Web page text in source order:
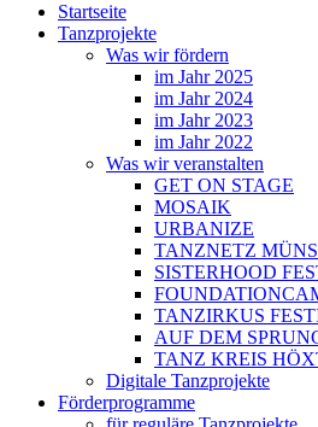
Startseite
Tanzprojekte
Was wir fördern
im Jahr 2025
im Jahr 2024
im Jahr 2023
im Jahr 2022
Was wir veranstalten
GET ON STAGE
MOSAIK
URBANIZE
TANZNETZ
SISTERHOOD
TANZIRKUS
AUF DEM
TANZ KREIS
Digitale Tanzprojekte
Förder­programme